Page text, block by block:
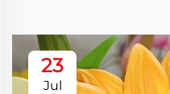
23
Jul